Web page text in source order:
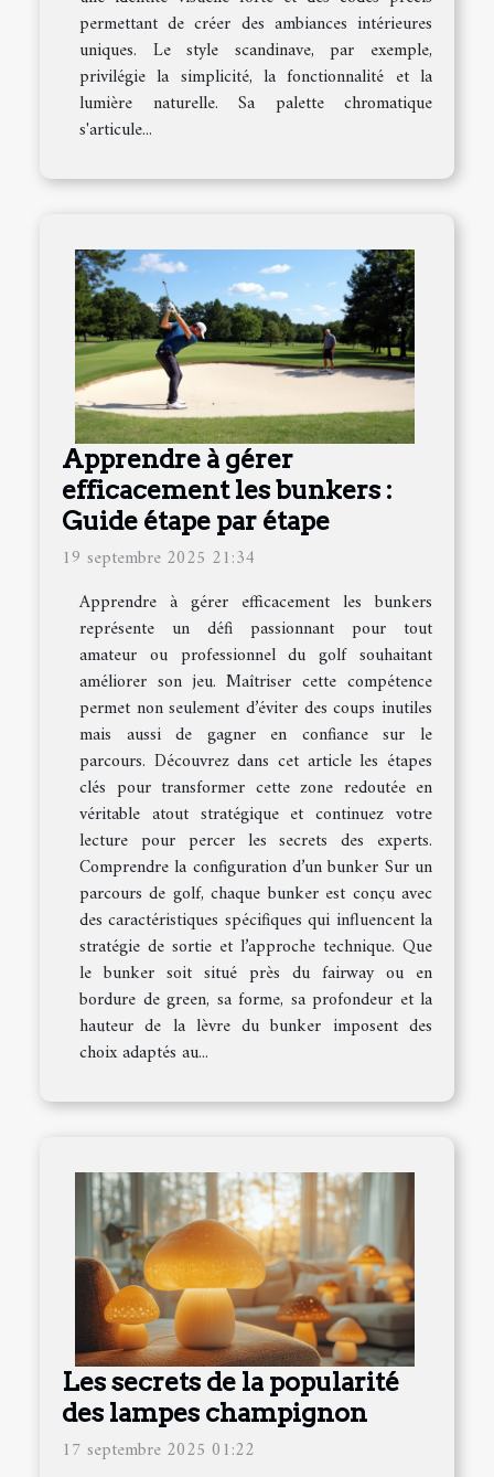
permettant de créer des ambiances intérieures
uniques. Le style scandinave, par exemple,
privilégie la simplicité, la fonctionnalité et la
lumière naturelle. Sa palette chromatique
s'articule...
Apprendre à gérer
efficacement les bunkers :
Guide étape par étape
19 septembre 2025 21:34
Apprendre à gérer efficacement les bunkers
représente un défi passionnant pour tout
amateur ou professionnel du golf souhaitant
améliorer son jeu. Maîtriser cette compétence
permet non seulement d’éviter des coups inutiles
mais aussi de gagner en confiance sur le
parcours. Découvrez dans cet article les étapes
clés pour transformer cette zone redoutée en
véritable atout stratégique et continuez votre
lecture pour percer les secrets des experts.
Comprendre la configuration d’un bunker Sur un
parcours de golf, chaque bunker est conçu avec
des caractéristiques spécifiques qui influencent la
stratégie de sortie et l’approche technique. Que
le bunker soit situé près du fairway ou en
bordure de green, sa forme, sa profondeur et la
hauteur de la lèvre du bunker imposent des
choix adaptés au...
Les secrets de la popularité
des lampes champignon
17 septembre 2025 01:22